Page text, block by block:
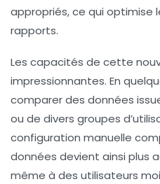
appropriés, ce qui optimise
rapports.
Les capacités de cette
impressionnantes. En
comparer des données
ou de divers groupes
configuration manuelle
données devient ainsi plus
même à des utilisateurs